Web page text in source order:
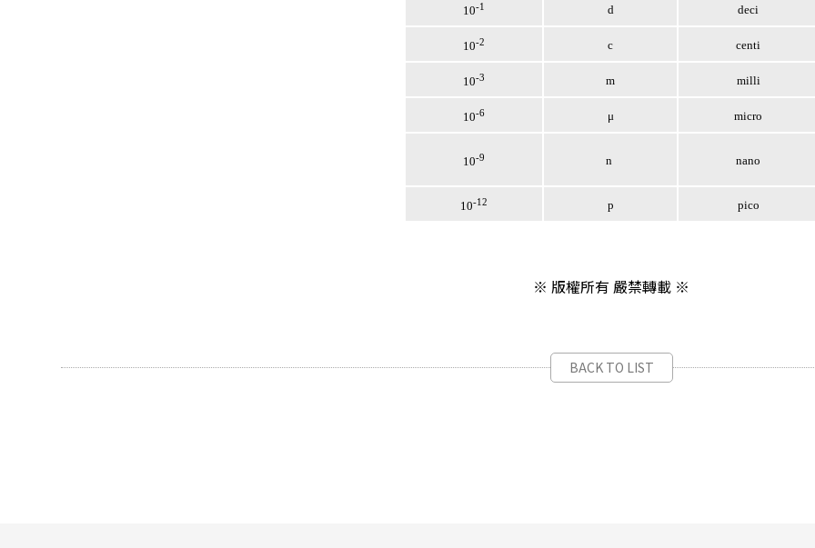
10-1 d deci
10-2 c centi
10-3 m milli
10-6 μ micro
10-9 n nano
10-12 p pico
※ 版權所有 嚴禁轉載 ※
BACK TO LIST